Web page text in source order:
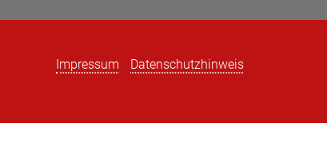
Impressum Datenschutzhinweis